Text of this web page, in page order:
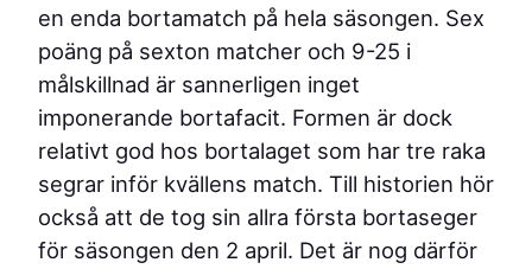
en enda bortamatch på hela säsongen. Sex
poäng på sexton matcher och 9-25 i
målskillnad är sannerligen inget
imponerande bortafacit. Formen är dock
relativt god hos bortalaget som har tre raka
segrar inför kvällens match. Till historien hör
också att de tog sin allra första bortaseger
för säsongen den 2 april. Det är nog därför